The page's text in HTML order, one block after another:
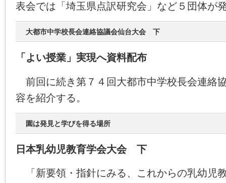
表会では「埼玉県点訳研究会」など５団体が
大都市中学校長会連絡協議会仙台大会 下
「よい授業」実現へ資料配布
前回に続き第７４回大都市中学校長会連絡
容を紹介する。
園は発見と学びを得る場所
日本乳幼児教育学会大会 下
「新要領・指針にみる、これからの乳幼児